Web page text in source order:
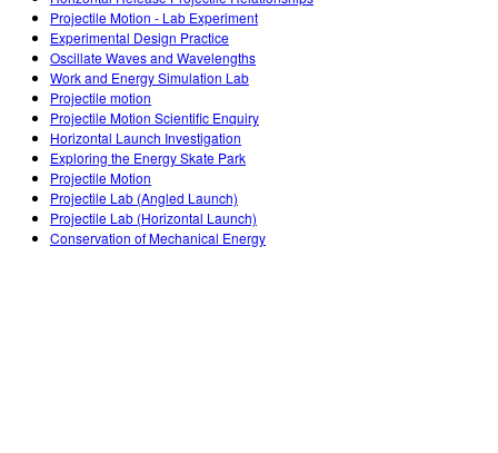
Projectile Motion - Lab Experiment
Experimental Design Practice
Oscillate Waves and Wavelengths
Work and Energy Simulation Lab
Projectile motion
Projectile Motion Scientific Enquiry
Horizontal Launch Investigation
Exploring the Energy Skate Park
Projectile Motion
Projectile Lab (Angled Launch)
Projectile Lab (Horizontal Launch)
Conservation of Mechanical Energy